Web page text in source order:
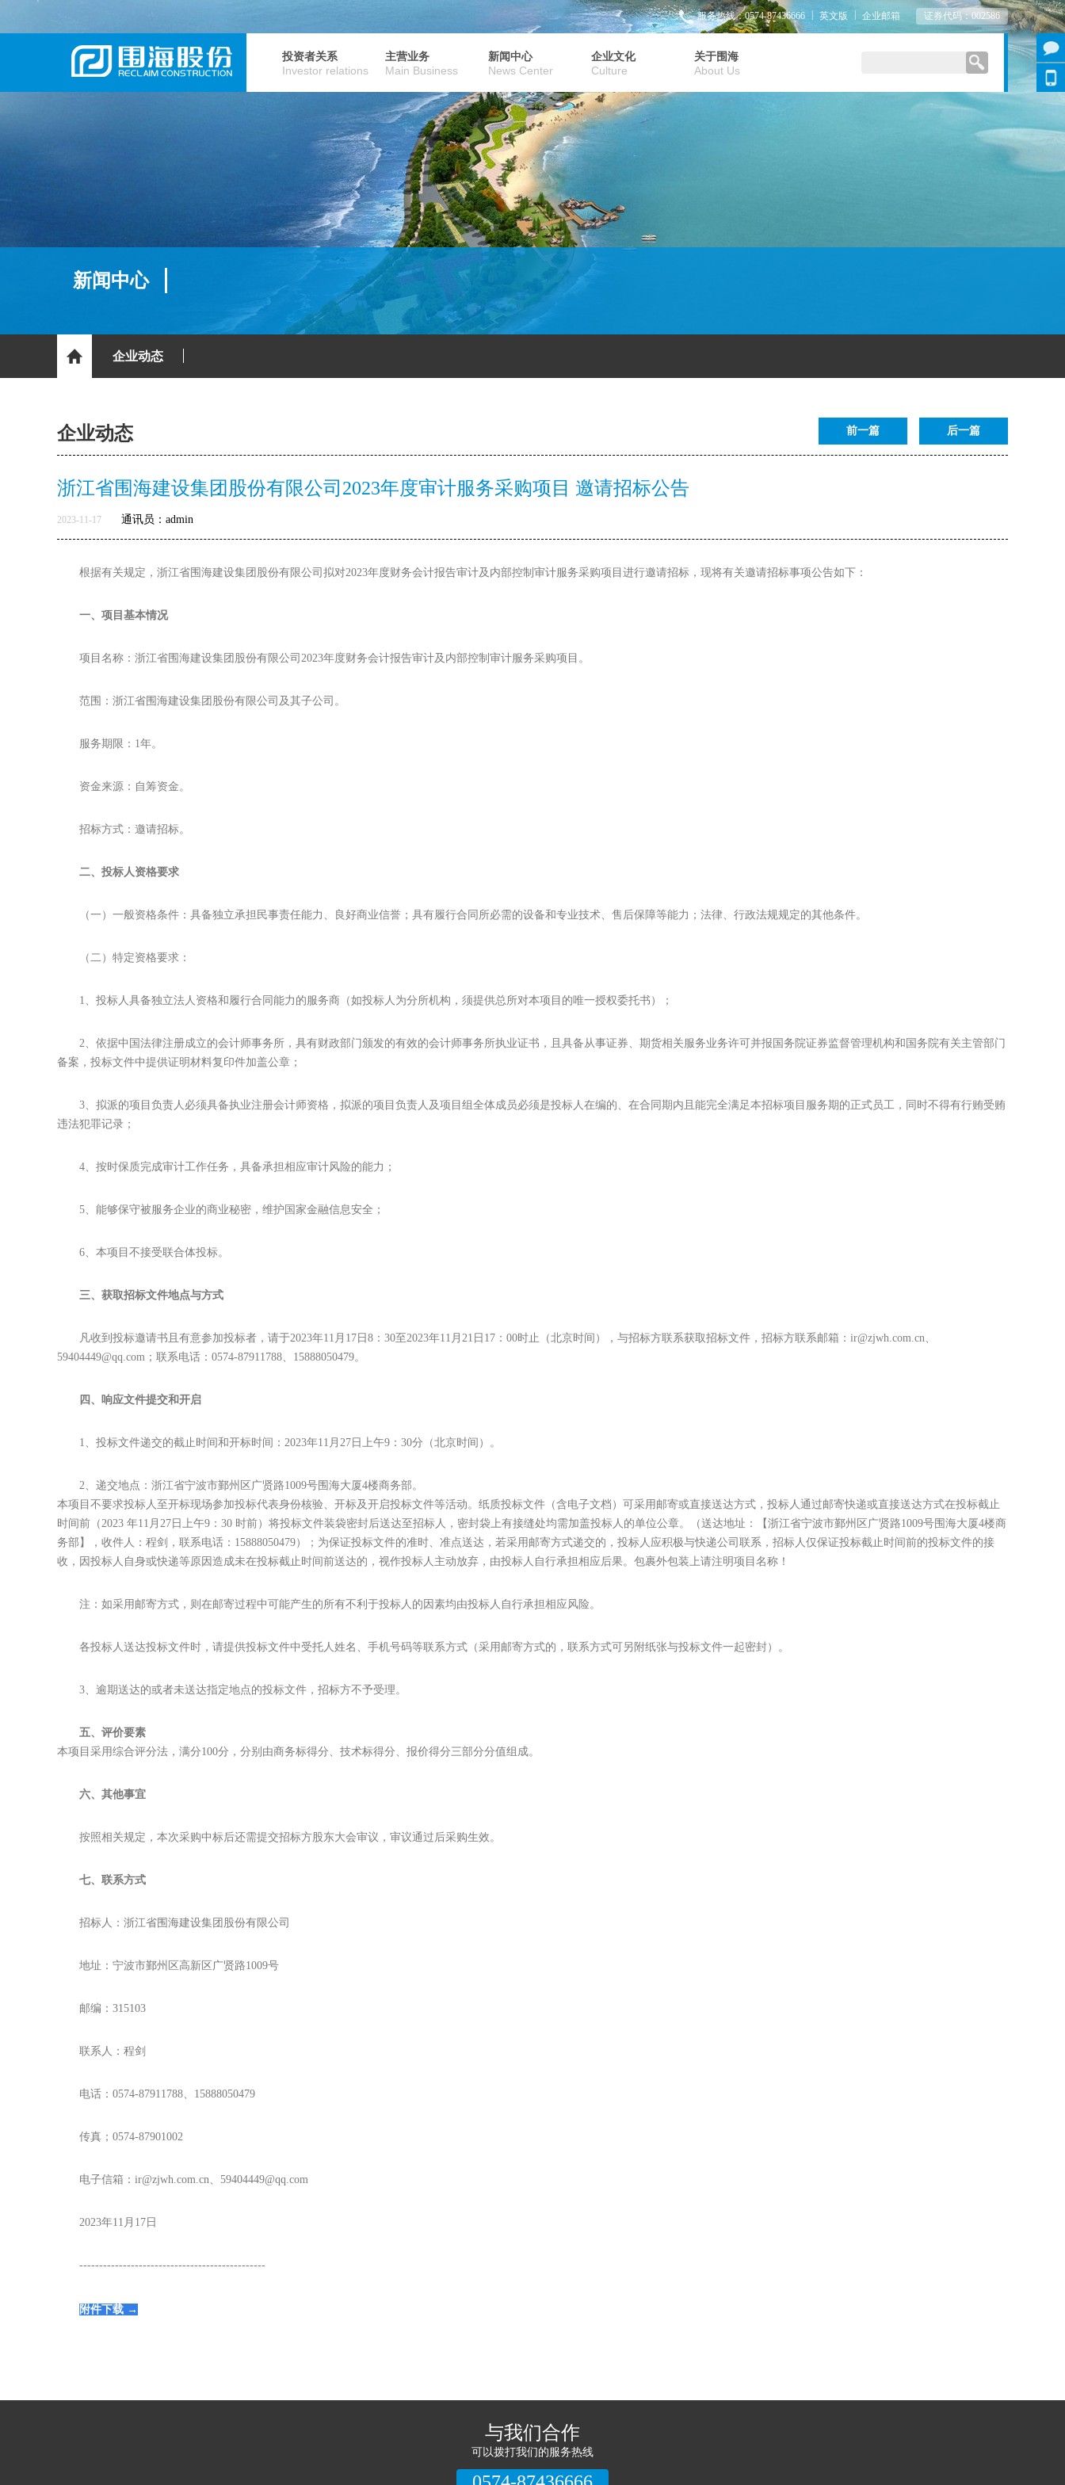
服务热线：0574-87436666 英文版 企业邮箱 证券代码：002586
投资者关系
Investor relations
主营业务
Main Business
新闻中心
News Center
企业文化
Culture
关于围海
About Us
新闻中心
企业动态
企业动态 前一篇 后一篇
浙江省围海建设集团股份有限公司2023年度审计服务采购项目 邀请招标公告
2023-11-17 通讯员：admin
根据有关规定，浙江省围海建设集团股份有限公司拟对2023年度财务会计报告审计及内部控制审计服务采购项目进行邀请招标，现将有关邀请招标事项公告如下：
一、项目基本情况
项目名称：浙江省围海建设集团股份有限公司2023年度财务会计报告审计及内部控制审计服务采购项目。
范围：浙江省围海建设集团股份有限公司及其子公司。
服务期限：1年。
资金来源：自筹资金。
招标方式：邀请招标。
二、投标人资格要求
（一）一般资格条件：具备独立承担民事责任能力、良好商业信誉；具有履行合同所必需的设备和专业技术、售后保障等能力；法律、行政法规规定的其他条件。
（二）特定资格要求：
1、投标人具备独立法人资格和履行合同能力的服务商（如投标人为分所机构，须提供总所对本项目的唯一授权委托书）；
2、依据中国法律注册成立的会计师事务所，具有财政部门颁发的有效的会计师事务所执业证书，且具备从事证券、期货相关服务业务许可并报国务院证券监督管理机构和国务院有关主管部门
备案，投标文件中提供证明材料复印件加盖公章；
3、拟派的项目负责人必须具备执业注册会计师资格，拟派的项目负责人及项目组全体成员必须是投标人在编的、在合同期内且能完全满足本招标项目服务期的正式员工，同时不得有行贿受贿
违法犯罪记录；
4、按时保质完成审计工作任务，具备承担相应审计风险的能力；
5、能够保守被服务企业的商业秘密，维护国家金融信息安全；
6、本项目不接受联合体投标。
三、获取招标文件地点与方式
凡收到投标邀请书且有意参加投标者，请于2023年11月17日8：30至2023年11月21日17：00时止（北京时间），与招标方联系获取招标文件，招标方联系邮箱：ir@zjwh.com.cn、
59404449@qq.com；联系电话：0574-87911788、15888050479。
四、响应文件提交和开启
1、投标文件递交的截止时间和开标时间：2023年11月27日上午9：30分（北京时间）。
2、递交地点：浙江省宁波市鄞州区广贤路1009号围海大厦4楼商务部。
本项目不要求投标人至开标现场参加投标代表身份核验、开标及开启投标文件等活动。纸质投标文件（含电子文档）可采用邮寄或直接送达方式，投标人通过邮寄快递或直接送达方式在投标截止
时间前（2023 年11月27日上午9：30 时前）将投标文件装袋密封后送达至招标人，密封袋上有接缝处均需加盖投标人的单位公章。（送达地址：【浙江省宁波市鄞州区广贤路1009号围海大厦4楼商
务部】，收件人：程剑，联系电话：15888050479）；为保证投标文件的准时、准点送达，若采用邮寄方式递交的，投标人应积极与快递公司联系，招标人仅保证投标截止时间前的投标文件的接
收，因投标人自身或快递等原因造成未在投标截止时间前送达的，视作投标人主动放弃，由投标人自行承担相应后果。包裹外包装上请注明项目名称！
注：如采用邮寄方式，则在邮寄过程中可能产生的所有不利于投标人的因素均由投标人自行承担相应风险。
各投标人送达投标文件时，请提供投标文件中受托人姓名、手机号码等联系方式（采用邮寄方式的，联系方式可另附纸张与投标文件一起密封）。
3、逾期送达的或者未送达指定地点的投标文件，招标方不予受理。
五、评价要素
本项目采用综合评分法，满分100分，分别由商务标得分、技术标得分、报价得分三部分分值组成。
六、其他事宜
按照相关规定，本次采购中标后还需提交招标方股东大会审议，审议通过后采购生效。
七、联系方式
招标人：浙江省围海建设集团股份有限公司
地址：宁波市鄞州区高新区广贤路1009号
邮编：315103
联系人：程剑
电话：0574-87911788、15888050479
传真；0574-87901002
电子信箱：ir@zjwh.com.cn、59404449@qq.com
2023年11月17日
-----------------------------------------------
附件下载 →
与我们合作
可以拨打我们的服务热线